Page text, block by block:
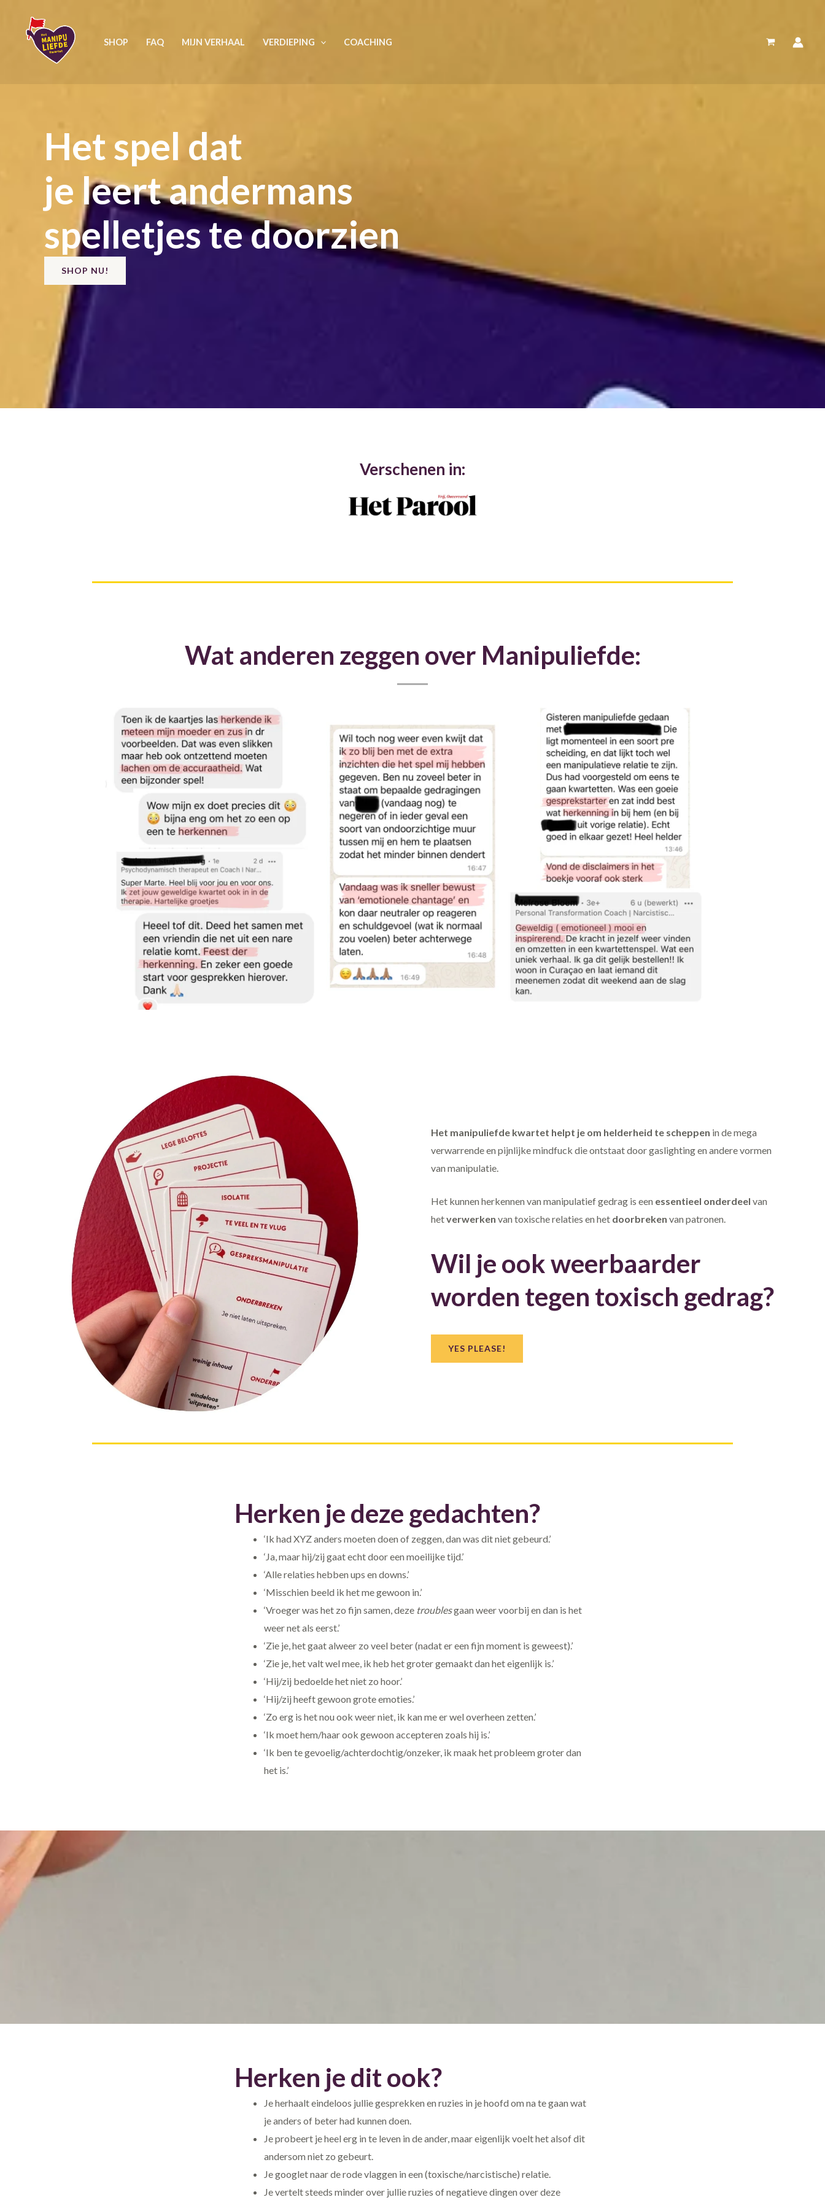
SHOP FAQ MIJN VERHAAL VERDIEPING COACHING
Het spel dat
je leert andermans
spelletjes te doorzien
SHOP NU!
Verschenen in:
Wat anderen zeggen over Manipuliefde:
Het manipuliefde kwartet helpt je om helderheid te scheppen in de mega
verwarrende en pijnlijke mindfuck die ontstaat door gaslighting en andere vormen
van manipulatie.
Het kunnen herkennen van manipulatief gedrag is een essentieel onderdeel van
hetverwerken van toxische relaties en het doorbreken van patronen.
Wil je ook weerbaarder
worden tegen toxisch gedrag?
YES PLEASE!
Herken je deze gedachten?
‘Ik had XYZ anders moeten doen of zeggen, dan was dit niet gebeurd.’
‘Ja, maar hij/zij gaat echt door een moeilijke tijd.’
‘Alle relaties hebben ups en downs.’
‘Misschien beeld ik het me gewoon in.’
‘Vroeger was het zo fijn samen, deze troublesgaan weer voorbij en dan is het
weer net als eerst.’
‘Zie je, het gaat alweer zo veel beter (nadat er een fijn moment is geweest).’
‘Zie je, het valt wel mee, ik heb het groter gemaakt dan het eigenlijk is.’
‘Hij/zij bedoelde het niet zo hoor.’
‘Hij/zij heeft gewoon grote emoties.’
‘Zo erg is het nou ook weer niet, ik kan me er wel overheen zetten.’
‘Ik moet hem/haar ook gewoon accepteren zoals hij is.’
‘Ik ben te gevoelig/achterdochtig/onzeker, ik maak het probleem groter dan
het is.’
Herken je dit ook?
Je herhaalt eindeloos jullie gesprekken en ruzies in je hoofd om na te gaan wat
je anders of beter had kunnen doen.
Je probeert je heel erg in te leven in de ander, maar eigenlijk voelt het alsof dit
andersom niet zo gebeurt.
Je googlet naar de rode vlaggen in een (toxische/narcistische) relatie.
Je vertelt steeds minder over jullie ruzies of negatieve dingen over deze